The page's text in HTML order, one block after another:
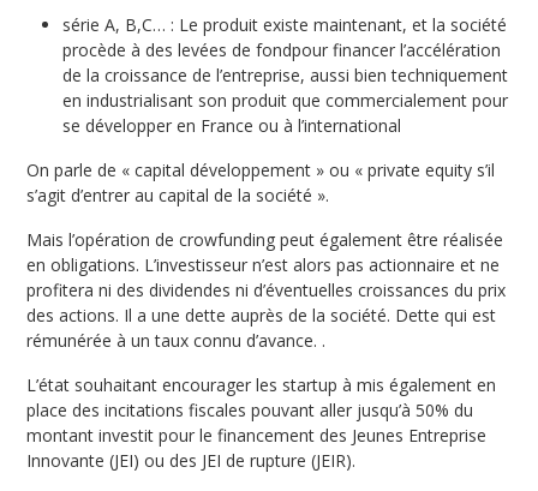
série A, B,C… : Le produit existe maintenant, et la société
procède à des levées de fondpour financer l’accélération
de la croissance de l’entreprise, aussi bien techniquement
en industrialisant son produit que commercialement pour
se développer en France ou à l’international
On parle de « capital développement » ou « private equity s’il
s’agit d’entrer au capital de la société ».
Mais l’opération de crowfunding peut également être réalisée
en obligations. L’investisseur n’est alors pas actionnaire et ne
profitera ni des dividendes ni d’éventuelles croissances du prix
des actions. Il a une dette auprès de la société. Dette qui est
rémunérée à un taux connu d’avance. .
L’état souhaitant encourager les startup à mis également en
place des incitations fiscales pouvant aller jusqu’à 50% du
montant investit pour le financement des Jeunes Entreprise
Innovante (JEI) ou des JEI de rupture (JEIR).